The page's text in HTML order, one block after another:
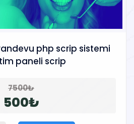
php scrip sistemi
paneli scrip
7500₺
500₺